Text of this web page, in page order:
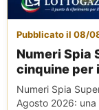
Pubblicato il 08/
Numeri Spia
cinquine per
Numeri Spia
Agosto 2026: